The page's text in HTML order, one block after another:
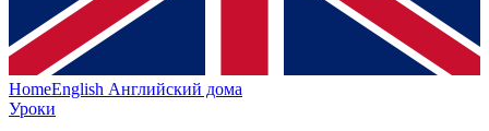
HomeEnglish Английский дома
Уроки